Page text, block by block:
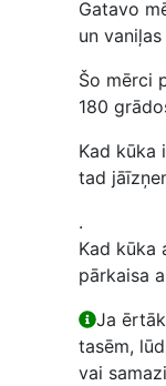
Gatavo
un
Šo mērci
180
Kad kūka
tad
.
Kad kūka
pārkaisa
Ja
tasēm,
vai